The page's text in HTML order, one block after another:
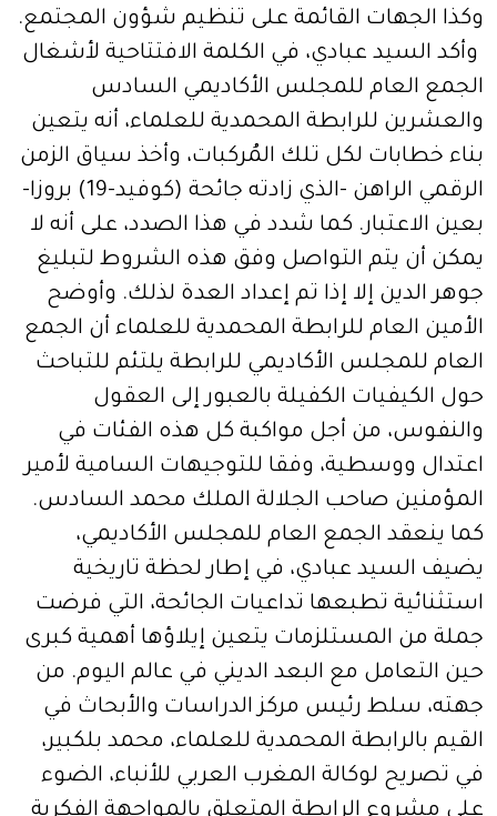
وكذا الجهات القائمة على تنظيم شؤون المجتمع.
وأكد السيد عبادي، في الكلمة الافتتاحية لأشغال
الجمع العام للمجلس الأكاديمي السادس
والعشرين للرابطة المحمدية للعلماء، أنه يتعين
بناء خطابات لكل تلك المُركبات، وأخذ سياق الزمن
الرقمي الراهن -الذي زادته جائحة (كوفيد-19) بروزا-
بعين الاعتبار. كما شدد في هذا الصدد، على أنه لا
يمكن أن يتم التواصل وفق هذه الشروط لتبليغ
جوهر الدين إلا إذا تم إعداد العدة لذلك. وأوضح
الأمين العام للرابطة المحمدية للعلماء أن الجمع
العام للمجلس الأكاديمي للرابطة يلتئم للتباحث
حول الكيفيات الكفيلة بالعبور إلى العقول
والنفوس، من أجل مواكبة كل هذه الفئات في
اعتدال ووسطية، وفقا للتوجيهات السامية لأمير
المؤمنين صاحب الجلالة الملك محمد السادس.
كما ينعقد الجمع العام للمجلس الأكاديمي،
يضيف السيد عبادي، في إطار لحظة تاريخية
استثنائية تطبعها تداعيات الجائحة، التي فرضت
جملة من المستلزمات يتعين إيلاؤها أهمية كبرى
حين التعامل مع البعد الديني في عالم اليوم. من
جهته، سلط رئيس مركز الدراسات والأبحاث في
القيم بالرابطة المحمدية للعلماء، محمد بلكبير،
في تصريح لوكالة المغرب العربي للأنباء، الضوء